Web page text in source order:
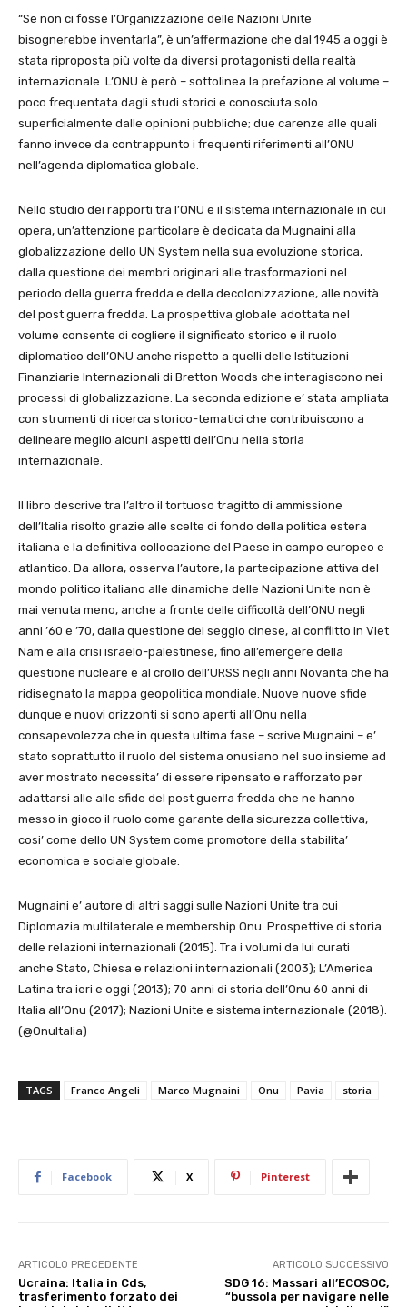
“Se non ci fosse l’Organizzazione delle Nazioni Unite
bisognerebbe inventarla”, è un’affermazione che dal 1945 a oggi è
stata riproposta più volte da diversi protagonisti della realtà
internazionale. L’ONU è però – sottolinea la prefazione al volume –
poco frequentata dagli studi storici e conosciuta solo
superficialmente dalle opinioni pubbliche; due carenze alle quali
fanno invece da contrappunto i frequenti riferimenti all’ONU
nell’agenda diplomatica globale.
Nello studio dei rapporti tra l’ONU e il sistema internazionale in cui
opera, un’attenzione particolare è dedicata da Mugnaini alla
globalizzazione dello UN System nella sua evoluzione storica,
dalla questione dei membri originari alle trasformazioni nel
periodo della guerra fredda e della decolonizzazione, alle novità
del post guerra fredda. La prospettiva globale adottata nel
volume consente di cogliere il significato storico e il ruolo
diplomatico dell’ONU anche rispetto a quelli delle Istituzioni
Finanziarie Internazionali di Bretton Woods che interagiscono nei
processi di globalizzazione. La seconda edizione e’ stata ampliata
con strumenti di ricerca storico-tematici che contribuiscono a
delineare meglio alcuni aspetti dell’Onu nella storia
internazionale.
Il libro descrive tra l’altro il tortuoso tragitto di ammissione
dell’Italia risolto grazie alle scelte di fondo della politica estera
italiana e la definitiva collocazione del Paese in campo europeo e
atlantico. Da allora, osserva l’autore, la partecipazione attiva del
mondo politico italiano alle dinamiche delle Nazioni Unite non è
mai venuta meno, anche a fronte delle difficoltà dell’ONU negli
anni ’60 e ’70, dalla questione del seggio cinese, al conflitto in Viet
Nam e alla crisi israelo-palestinese, fino all’emergere della
questione nucleare e al crollo dell’URSS negli anni Novanta che ha
ridisegnato la mappa geopolitica mondiale. Nuove nuove sfide
dunque e nuovi orizzonti si sono aperti all’Onu nella
consapevolezza che in questa ultima fase – scrive Mugnaini – e’
stato soprattutto il ruolo del sistema onusiano nel suo insieme ad
aver mostrato necessita’ di essere ripensato e rafforzato per
adattarsi alle alle sfide del post guerra fredda che ne hanno
messo in gioco il ruolo come garante della sicurezza collettiva,
cosi’ come dello UN System come promotore della stabilita’
economica e sociale globale.
Mugnaini e’ autore di altri saggi sulle Nazioni Unite tra cui
Diplomazia multilaterale e membership Onu. Prospettive di storia
delle relazioni internazionali (2015). Tra i volumi da lui curati
anche Stato, Chiesa e relazioni internazionali (2003); L’America
Latina tra ieri e oggi (2013); 70 anni di storia dell’Onu 60 anni di
Italia all’Onu (2017); Nazioni Unite e sistema internazionale (2018).
(@OnuItalia)
TAGS Franco Angeli Marco Mugnaini Onu Pavia storia
Facebook X Pinterest
ARTICOLO PRECEDENTE
Ucraina: Italia in Cds,
trasferimento forzato dei
ARTICOLO SUCCESSIVO
SDG 16: Massari all’ECOSOC,
“bussola per navigare nelle